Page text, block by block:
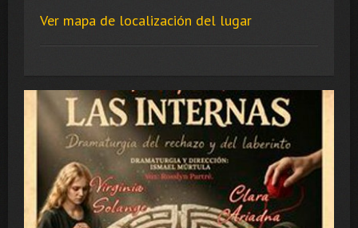
Ver mapa de localización del lugar